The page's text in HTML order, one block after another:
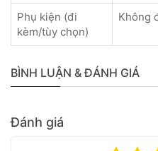
Phụ kiện (đi
kèm/tùy chọn)
Không
BÌNH LUẬN & ĐÁNH GIÁ
Đánh giá